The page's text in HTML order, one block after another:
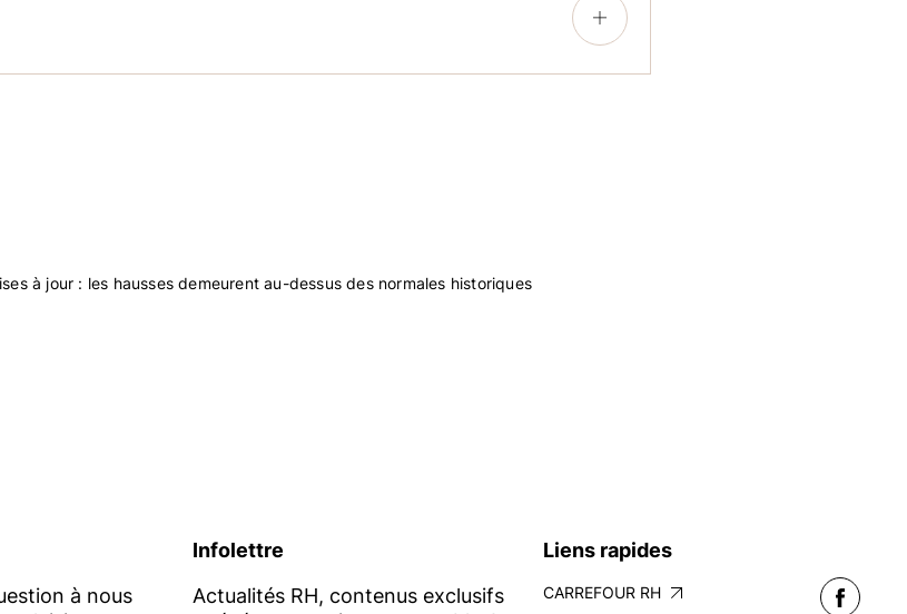
agréés, l’Ordre des conseillers en ressources
à jour : les hausses demeurent au-dessus des normales historiques
à nous
Infolettre
Actualités RH, contenus exclusifs
Liens rapides
CARREFOUR RH